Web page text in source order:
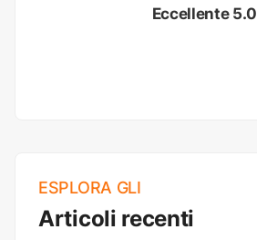
Eccellente 5.0
ESPLORA GLI
Articoli recenti